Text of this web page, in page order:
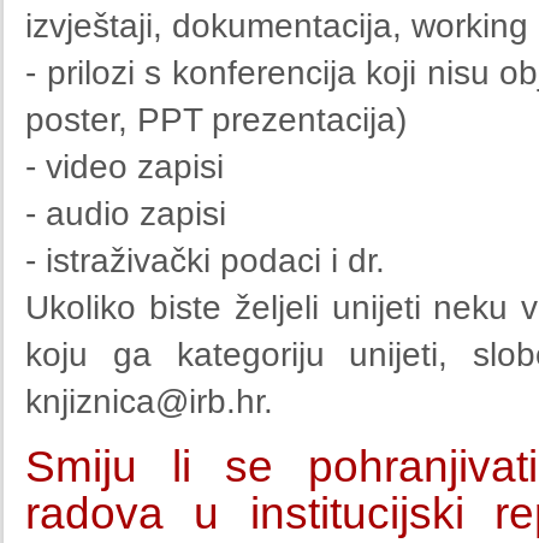
izvještaji, dokumentacija, working
- prilozi s konferencija koji nisu
poster, PPT prezentacija)
- video zapisi
- audio zapisi
- istraživački podaci i dr.
Ukoliko biste željeli unijeti neku
koju ga kategoriju unijeti,
knjiznica@irb.hr.
Smiju li se
radova u institucijski